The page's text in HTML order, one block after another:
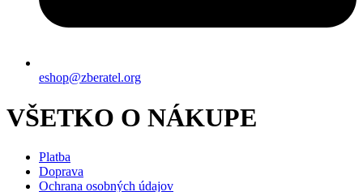
eshop@zberatel.org
VŠETKO O NÁKUPE
Platba
Doprava
Ochrana osobných údajov